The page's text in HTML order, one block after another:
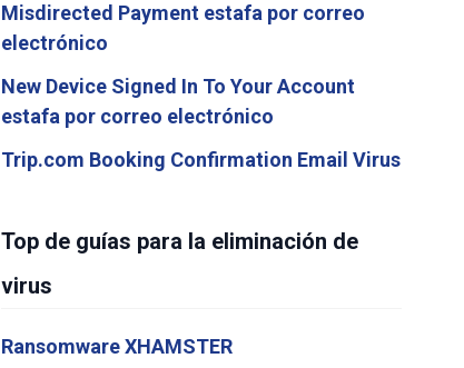
Misdirected Payment estafa por correo
electrónico
New Device Signed In To Your Account
estafa por correo electrónico
Trip.com Booking Confirmation Email Virus
Top de guías para la eliminación de
virus
Ransomware XHAMSTER